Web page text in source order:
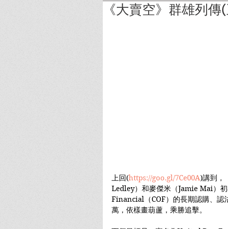
《大賣空》群雄列
上回(https://goo.gl/7Ce00A)講到，
Ledley）和麥傑米（Jamie Mai）
Financial（COF）的長期認購、認
萬，依樣畫葫蘆，乘勝追擊。